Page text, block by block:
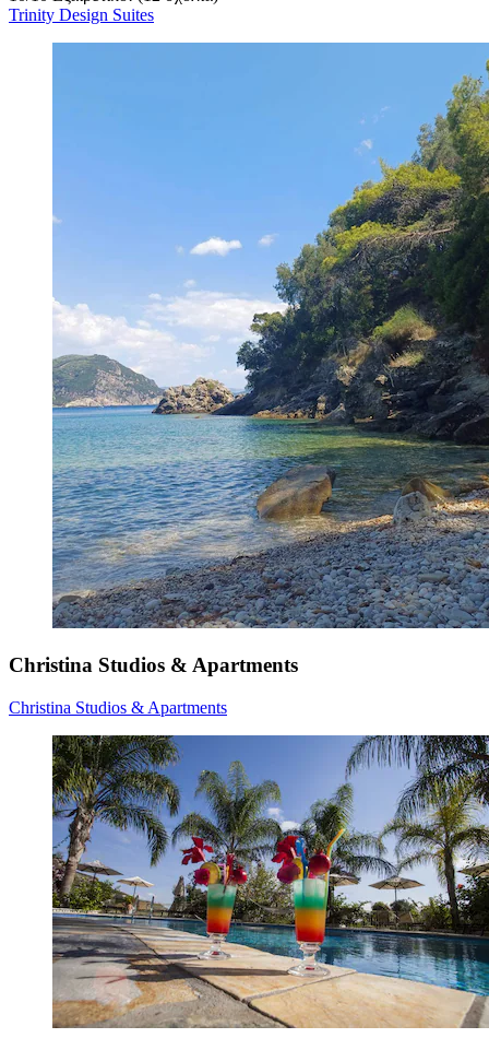
Trinity Design Suites
Christina Studios & Apartments
Christina Studios & Apartments